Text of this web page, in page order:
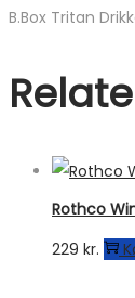
B.Box Tritan
Rothco
229 kr.